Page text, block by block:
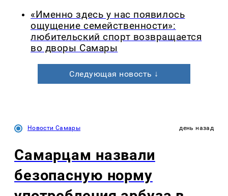
«Именно здесь у нас появилось
ощущение семейственности»:
любительский спорт возвращается
во дворы Самары
Следующая новость ↓
Новости Самары день назад
Самарцам назвали
безопасную норму